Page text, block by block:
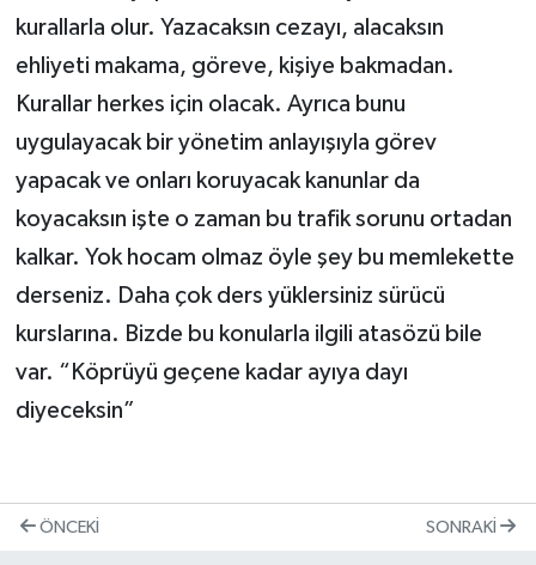
kurallarla olur. Yazacaksın cezayı, alacaksın
ehliyeti makama, göreve, kişiye bakmadan.
Kurallar herkes için olacak. Ayrıca bunu
uygulayacak bir yönetim anlayışıyla görev
yapacak ve onları koruyacak kanunlar da
koyacaksın işte o zaman bu trafik sorunu ortadan
kalkar. Yok hocam olmaz öyle şey bu memlekette
derseniz. Daha çok ders yüklersiniz sürücü
kurslarına. Bizde bu konularla ilgili atasözü bile
var. “Köprüyü geçene kadar ayıya dayı
diyeceksin”
ÖNCEKI SONRAKI